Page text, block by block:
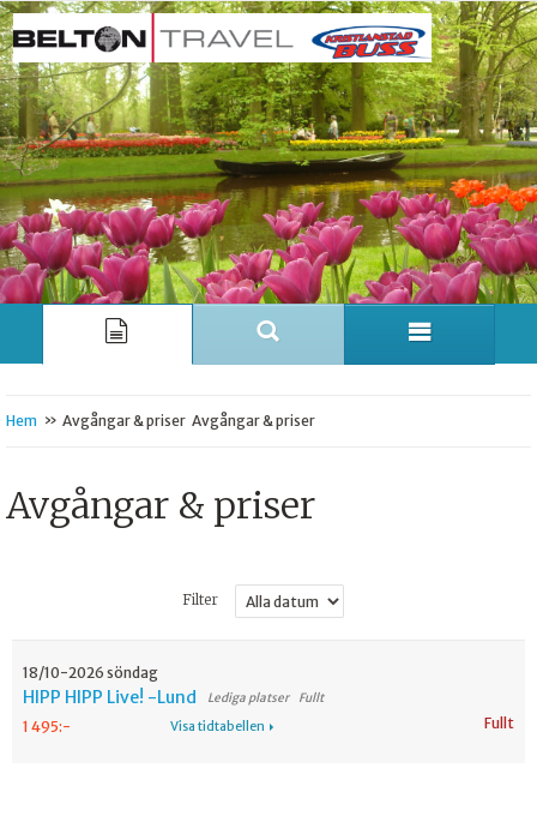
Hem » Avgångar & priser Avgångar & priser
Avgångar & priser
Filter
18/10-2026 söndag
HIPP HIPP Live! -Lund Fullt
1 495:- Fullt
Visa tidtabellen